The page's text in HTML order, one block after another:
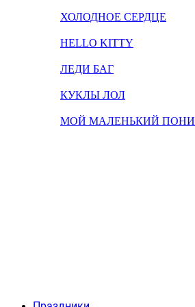
ХОЛОДНОЕ СЕРДЦЕ
HELLO KITTY
ЛЕДИ БАГ
КУКЛЫ ЛОЛ
МОЙ МАЛЕНЬКИЙ ПОНИ